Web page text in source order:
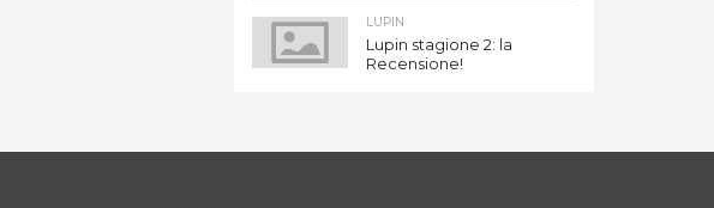
LUPIN
Lupin stagione 2: la
Recensione!